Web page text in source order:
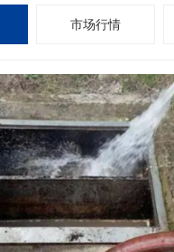
市场行情